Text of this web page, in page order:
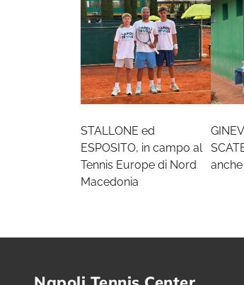
STALLONE ed
ESPOSITO, in campo al
Tennis Europe di Nord
Macedonia